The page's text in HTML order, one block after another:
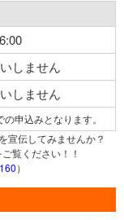
しません
しません
申込みとなります。
宣伝してみませんか？
覧ください！！
）